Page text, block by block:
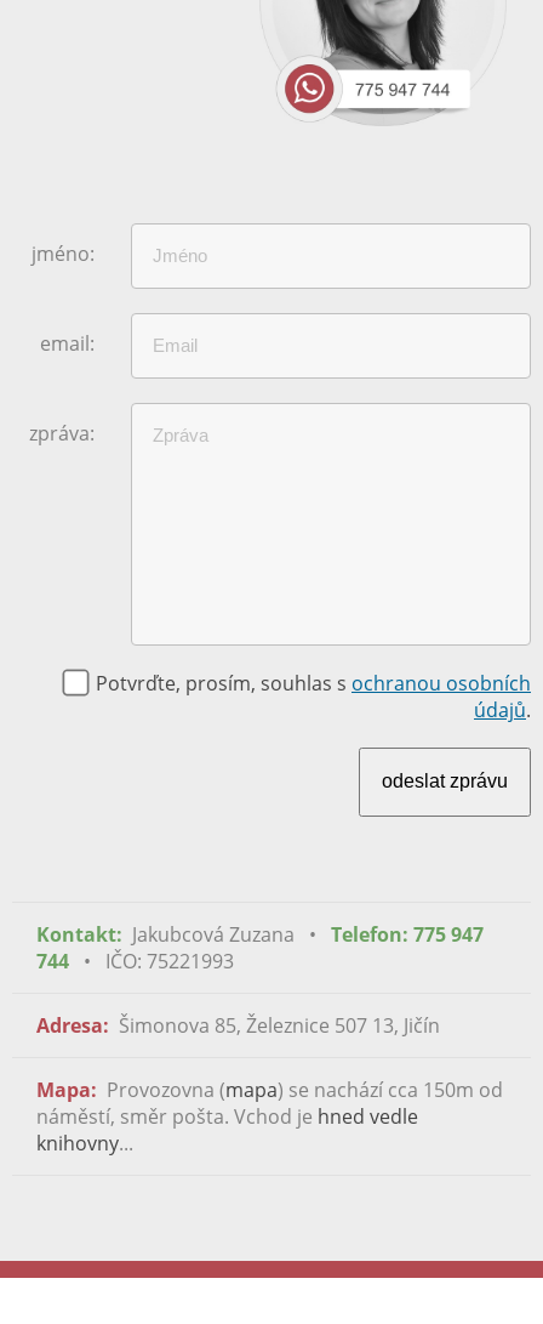
jméno:
email:
zpráva:
Potvrďte, prosím, souhlas s ochranou osobních
údajů.
Kontakt: Jakubcová Zuzana • Telefon: 775 947
744 • IČO: 75221993
Adresa: Šimonova 85, Železnice 507 13, Jičín
Mapa: Provozovna (mapa) se nachází cca 150m od
náměstí, směr pošta. Vchod je hned vedle
knihovny...